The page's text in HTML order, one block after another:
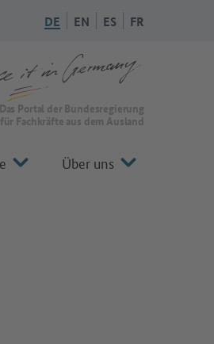
DE EN ES FR
von Make it in Germany
Das Portal der Bundesregierung
für Fachkräfte aus dem Ausland
Über uns